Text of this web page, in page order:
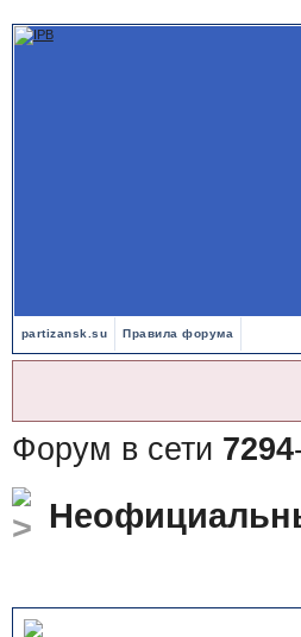
partizansk.su Правила форума
Форум в сети 7294